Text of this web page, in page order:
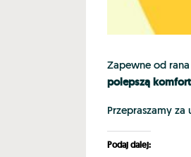
Zapewne od rana
polepszą
Przepraszamy
Podaj dalej: